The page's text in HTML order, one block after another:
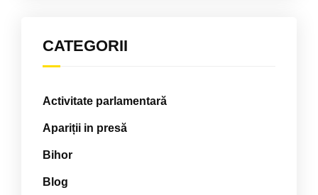
CATEGORII
Activitate parlamentară
Apariții in presă
Bihor
Blog